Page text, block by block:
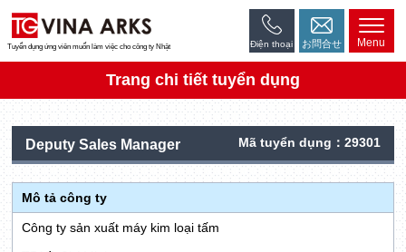
Tuyển dụng ứng viên muốn làm việc cho công ty Nhật Điện thoại お問合せ Menu
Trang chi tiết tuyển dụng
Deputy Sales Manager Mã tuyển dụng：29301
Mô tả công ty
Công ty sản xuất máy kim loại tấm